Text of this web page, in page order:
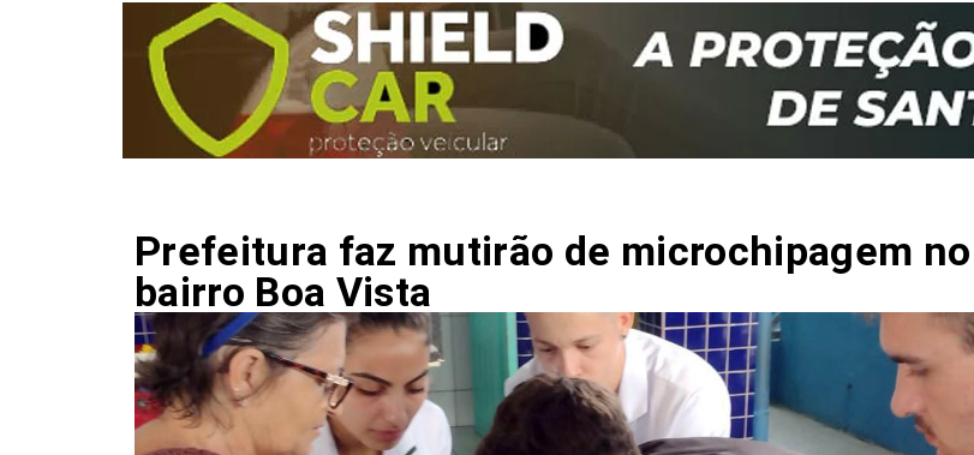
Prefeitura faz mutirão de microchipagem no
bairro Boa Vista